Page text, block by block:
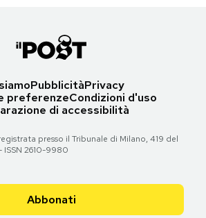
PubblicitàPrivacy
preferenzeCondizioni d'uso
di accessibilità
presso il Tribunale di Milano, 419 del
2610-9980
Abbonati